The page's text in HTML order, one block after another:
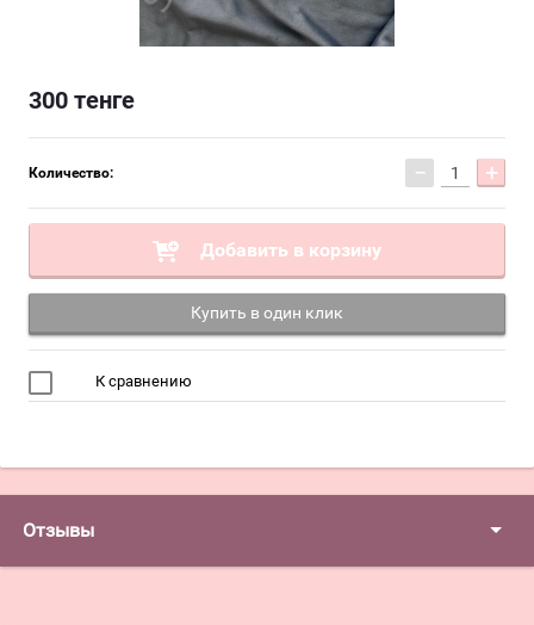
300 тенге
Количество: − +
Добавить в корзину
Купить в один клик
К сравнению
Отзывы